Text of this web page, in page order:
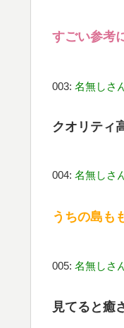
すごい参考
003: 名無しさ
クオリティ
004: 名無しさ
うちの島も
005: 名無しさ
見てると癒